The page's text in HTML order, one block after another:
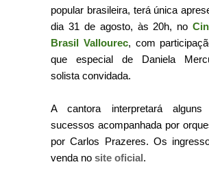
popular brasileira, terá única
dia 31 de agosto, às 20h, no
Brasil Vallourec, com
que especial de Daniela
solista convidada.
A cantora interpretará
sucessos acompanhada por
por Carlos Prazeres. Os
venda no site oficial.